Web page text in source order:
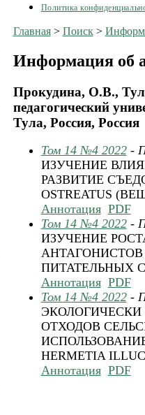
Политика
Главная> Поиск>
Информация об
Прокудина, О.В.,
педагогический
Тула, Россия, Россия
Том 14 №4 2022-
ИЗУЧЕНИЕ
РАЗВИТИЕ
OSTREATUS
Аннотация PDF
Том 14 №4 2022-
ИЗУЧЕНИЕ
ПИТАТЕЛЬНЫХ
Аннотация PDF
Том 14 №4 2022-
ОТХОДОВ
HERMETIA
Аннотация PDF